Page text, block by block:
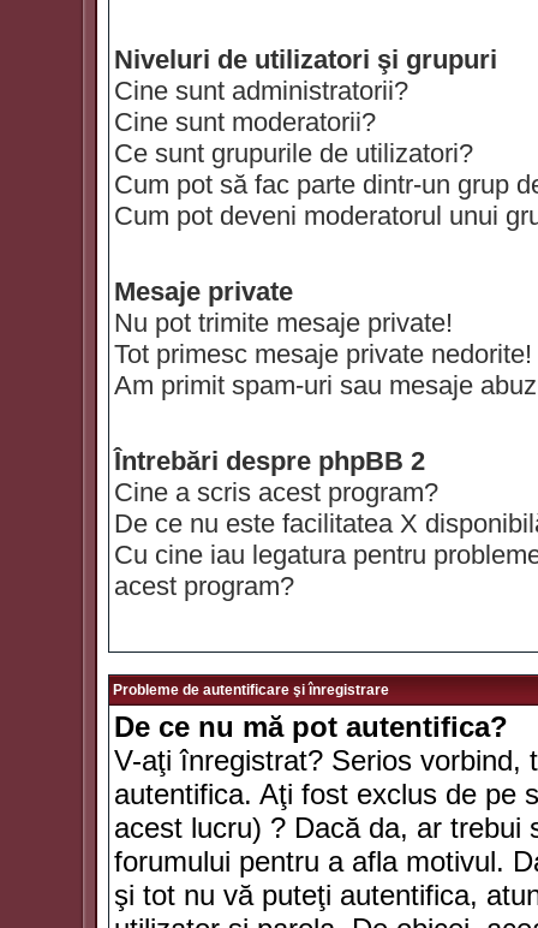
Niveluri de utilizatori şi grupuri
Cine sunt administratorii?
Cine sunt moderatorii?
Ce sunt grupurile de utilizatori?
Cum pot să fac parte dintr-un grup
Cum pot deveni moderatorul unui
Mesaje private
Nu pot trimite mesaje private!
Tot primesc mesaje private nedorite!
Am primit spam-uri sau mesaje
Întrebări despre phpBB 2
Cine a scris acest program?
De ce nu este facilitatea X
Cu cine iau legatura pentru
acest program?
Probleme de autentificare şi înregistrare
De ce nu mă pot autentifica?
V-aţi înregistrat? Serios vorbind,
autentifica. Aţi fost exclus de pe
acest lucru) ? Dacă da, ar trebui
forumului pentru a afla motivul.
şi tot nu vă puteţi autentifica,